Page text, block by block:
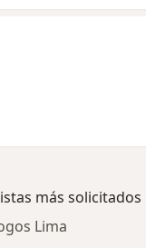
más solicitados
Lima